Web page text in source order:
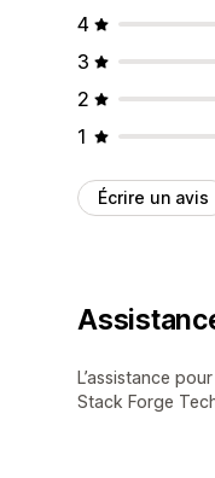
4
3
2
1
Écrire un avis
L’assistance
Stack Forge